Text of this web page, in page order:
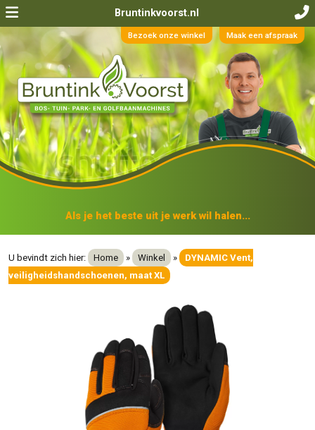
Bruntinkvoorst.nl
Bezoek onze winkel Maak een afspraak
Als je het beste uit je werk wil halen...
U bevindt zich hier: Home » Winkel »
DYNAMIC Vent,
veiligheidshandschoenen, maat XL